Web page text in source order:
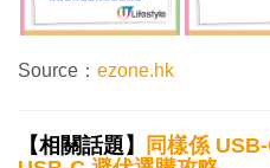
Source： ezone.hk
【相關話題】
同樣係